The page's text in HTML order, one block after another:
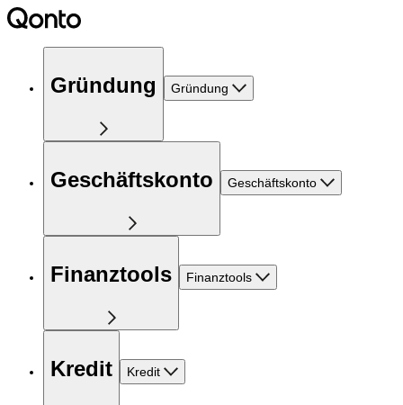
Gründung Gründung
Geschäftskonto Geschäftskonto
Finanztools Finanztools
Kredit Kredit